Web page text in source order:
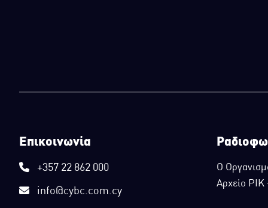
Επικοινωνία
+357 22 862 000
info@cybc.com.cy
Ο
Αρχείο